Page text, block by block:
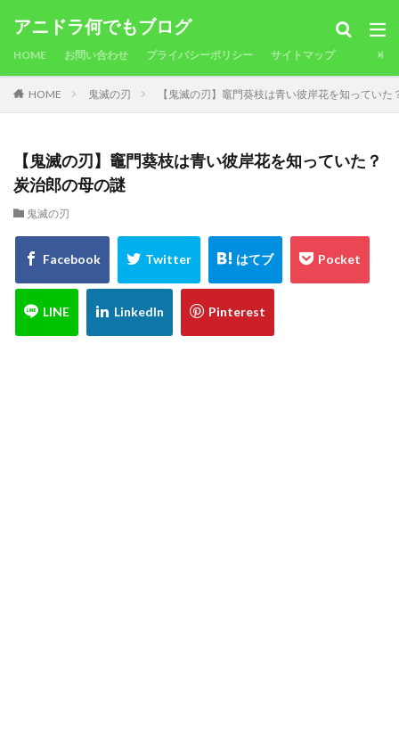
アニドラ何でもブログ
HOME お問い合わせ プライバシーポリシー サイトマップ
HOME 鬼滅の刃 【鬼滅の刃】竈門葵枝は青い彼岸花を知っていた
【鬼滅の刃】竈門葵枝は青い彼岸花を知っていた？
炭治郎の母の謎
鬼滅の刃